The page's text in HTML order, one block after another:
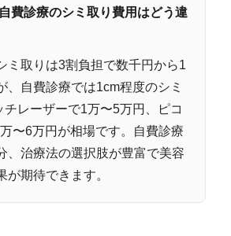
費診療のシミ取り費用はどう違
ミ取りは3割負担で数千円から1
、自費診療では1cm程度のシミ
チレーザーで1万〜5万円、ピコ
〜6万円が相場です。自費診療
、治療法の選択肢が豊富で美容
が期待できます。